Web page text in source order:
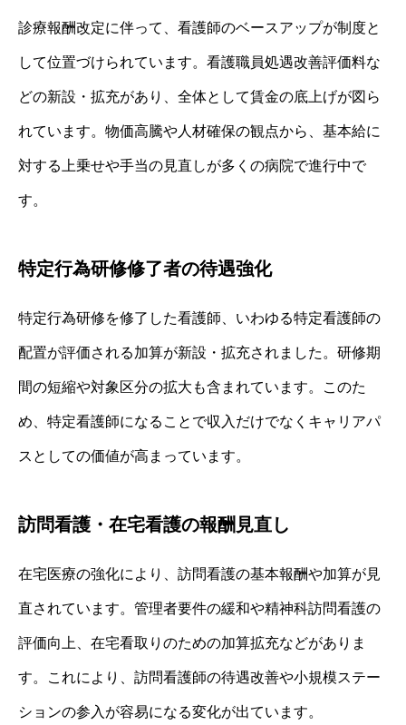
診療報酬改定に伴って、看護師のベースアップが制度と
して位置づけられています。看護職員処遇改善評価料な
どの新設・拡充があり、全体として賃金の底上げが図ら
れています。物価高騰や人材確保の観点から、基本給に
対する上乗せや手当の見直しが多くの病院で進行中で
す。
特定行為研修修了者の待遇強化
特定行為研修を修了した看護師、いわゆる特定看護師の
配置が評価される加算が新設・拡充されました。研修期
間の短縮や対象区分の拡大も含まれています。このた
め、特定看護師になることで収入だけでなくキャリアパ
スとしての価値が高まっています。
訪問看護・在宅看護の報酬見直し
在宅医療の強化により、訪問看護の基本報酬や加算が見
直されています。管理者要件の緩和や精神科訪問看護の
評価向上、在宅看取りのための加算拡充などがありま
す。これにより、訪問看護師の待遇改善や小規模ステー
ションの参入が容易になる変化が出ています。